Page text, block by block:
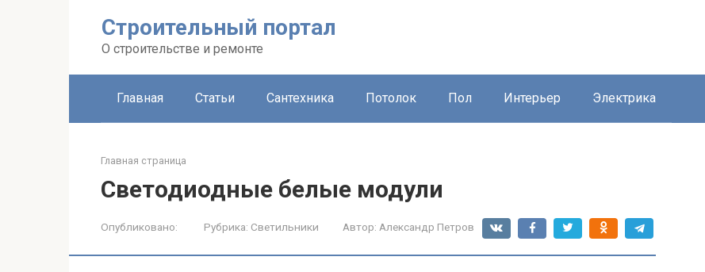
Строительный портал
О строительстве и ремонте
Главная Статьи Сантехника Потолок Пол Интерьер Электрика
Главная страница
Светодиодные белые модули
Опубликовано: Рубрика: Светильники Автор: Александр Петров